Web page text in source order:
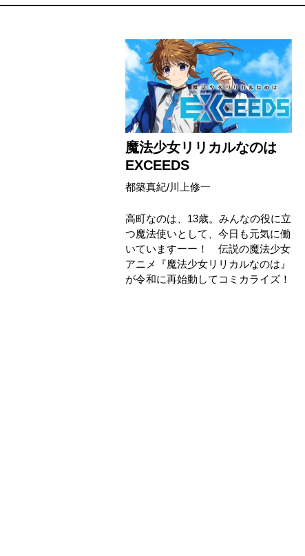
魔法少女リリカルなのは
EXCEEDS
都築真紀/川上修一
高町なのは、13歳。みんなの役に立
つ魔法使いとして、今日も元気に働
いていますーー！ 伝説の魔法少女
アニメ『魔法少女リリカルなのは』
が令和に再始動してコミカライズ！